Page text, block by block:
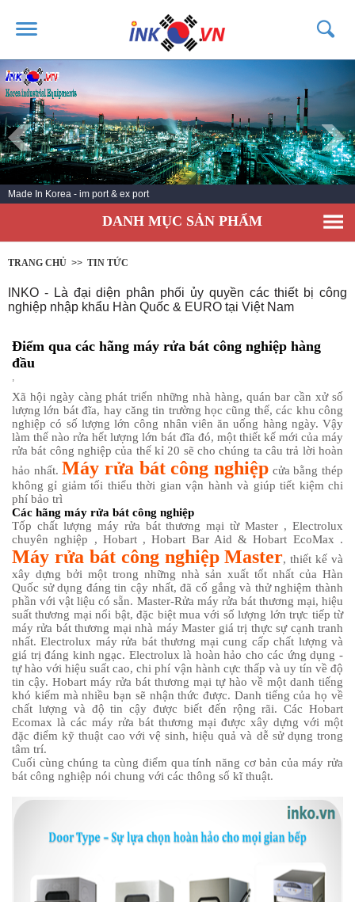
TRANG CHỦ
GIỚI THIỆU
SẢN PHẨM
DỊCH VỤ
TIN TỨC
KHÁCH HÀNG
Made In Korea - im port & ex port
DANH MỤC SẢN PHẨM
TRANG CHỦ >> TIN TỨC
INKO - Là đại diện phân phối ủy quyền các thiết bị công
nghiệp nhập khẩu Hàn Quốc & EURO tại Việt Nam
Điểm qua các hãng máy rửa bát công nghiệp hàng
đầu
Xã hội ngày càng phát triển những nhà hàng, quán bar cần xử số
lượng lớn bát đĩa, hay căng tin trường học cũng thế, các khu công
nghiệp có số lượng lớn công nhân viên ăn uống hàng ngày. Vậy
làm thế nào rửa hết lượng lớn bát đĩa đó, một thiết kế mới của máy
rửa bát công nghiệp của thế kỉ 20 sẽ cho chúng ta câu trả lời hoàn
hảo nhất. Máy rửa bát công nghiệp cửa bằng thép
không gỉ giảm tối thiểu thời gian vận hành và giúp tiết kiệm chi
phí bảo trì
Các hãng máy rửa bát công nghiệp
Tốp chất lượng máy rửa bát thương mại từ Master , Electrolux
chuyên nghiệp , Hobart , Hobart Bar Aid & Hobart EcoMax .
Máy rửa bát công nghiệp Master, thiết kế và
xây dựng bởi một trong những nhà sản xuất tốt nhất của Hàn
Quốc sử dụng đáng tin cậy nhất, đã cố gắng và thử nghiệm thành
phần với vật liệu có sẵn. Master-Rửa máy rửa bát thương mại, hiệu
suất thương mại nổi bật, đặc biệt mua với số lượng lớn trực tiếp từ
máy rửa bát thương mại nhà máy Master giá trị thực sự cạnh tranh
nhất.Electrolux máy rửa bát thương mại cung cấp chất lượng và
giá trị đáng kinh ngạc. Electrolux là hoàn hảo cho các ứng dụng -
tự hào với hiệu suất cao, chi phí vận hành cực thấp và uy tín về độ
tin cậy. Hobart máy rửa bát thương mại tự hào về một danh tiếng
khó kiếm mà nhiều bạn sẽ nhận thức được. Danh tiếng của họ về
chất lượng và độ tin cậy được biết đến rộng rãi. Các Hobart
Ecomax là các máy rửa bát thương mại được xây dựng với một
đặc điểm kỹ thuật cao với vệ sinh, hiệu quả và dễ sử dụng trong
tâm trí.
Cuối cùng chúng ta cùng điểm qua tính năng cơ bản củamáy rửa
bát công nghiệp nói chung với các thông số kĩ thuật.